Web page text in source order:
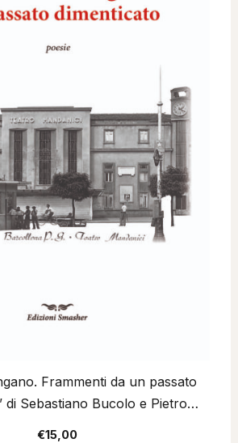
Frammenti da un passato
di Sebastiano Bucolo e Pietro
€15,00